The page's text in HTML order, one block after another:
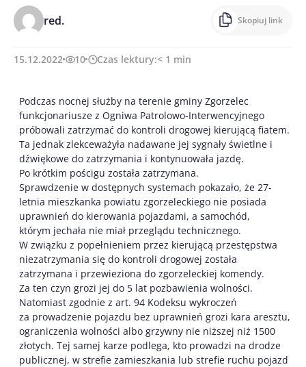
red. Skopiuj link
15.12.2022 10 Czas lektury:< 1 min
Podczas nocnej służby na terenie gminy Zgorzelec
funkcjonariusze z Ogniwa Patrolowo-Interwencyjnego
próbowali zatrzymać do kontroli drogowej kierującą fiatem.
Ta jednak zlekceważyła nadawane jej sygnały świetlne i
dźwiękowe do zatrzymania i kontynuowała jazdę.
Po krótkim pościgu została zatrzymana.
Sprawdzenie w dostępnych systemach pokazało, że 27-
letnia mieszkanka powiatu zgorzeleckiego nie posiada
uprawnień do kierowania pojazdami, a samochód,
którym jechała nie miał przeglądu technicznego.
W związku z popełnieniem przez kierującą przestępstwa
niezatrzymania się do kontroli drogowej została
zatrzymana i przewieziona do zgorzeleckiej komendy.
Za ten czyn grozi jej do 5 lat pozbawienia wolności.
Natomiast zgodnie z art. 94 Kodeksu wykroczeń
za prowadzenie pojazdu bez uprawnień grozi kara aresztu,
ograniczenia wolności albo grzywny nie niższej niż 1500
złotych. Tej samej karze podlega, kto prowadzi na drodze
publicznej, w strefie zamieszkania lub strefie ruchu pojazd